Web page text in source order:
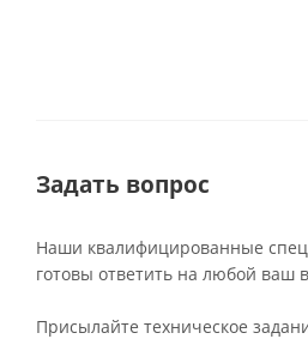
Задать вопрос
Наши квалифицированные
готовы ответить на любой ваш
Присылайте техническое